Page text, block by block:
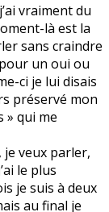
vraiment du
là est la
sans craindre
un oui ou
ci je lui disais
préservé mon
» qui me
je veux parler,
le plus
je suis à deux
au final je